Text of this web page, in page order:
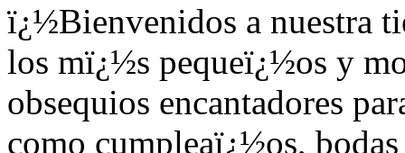
ï¿½Bienvenidos a nuestra
los mï¿½s pequeï¿½os y
obsequios encantadores
como cumpleaï¿½os,